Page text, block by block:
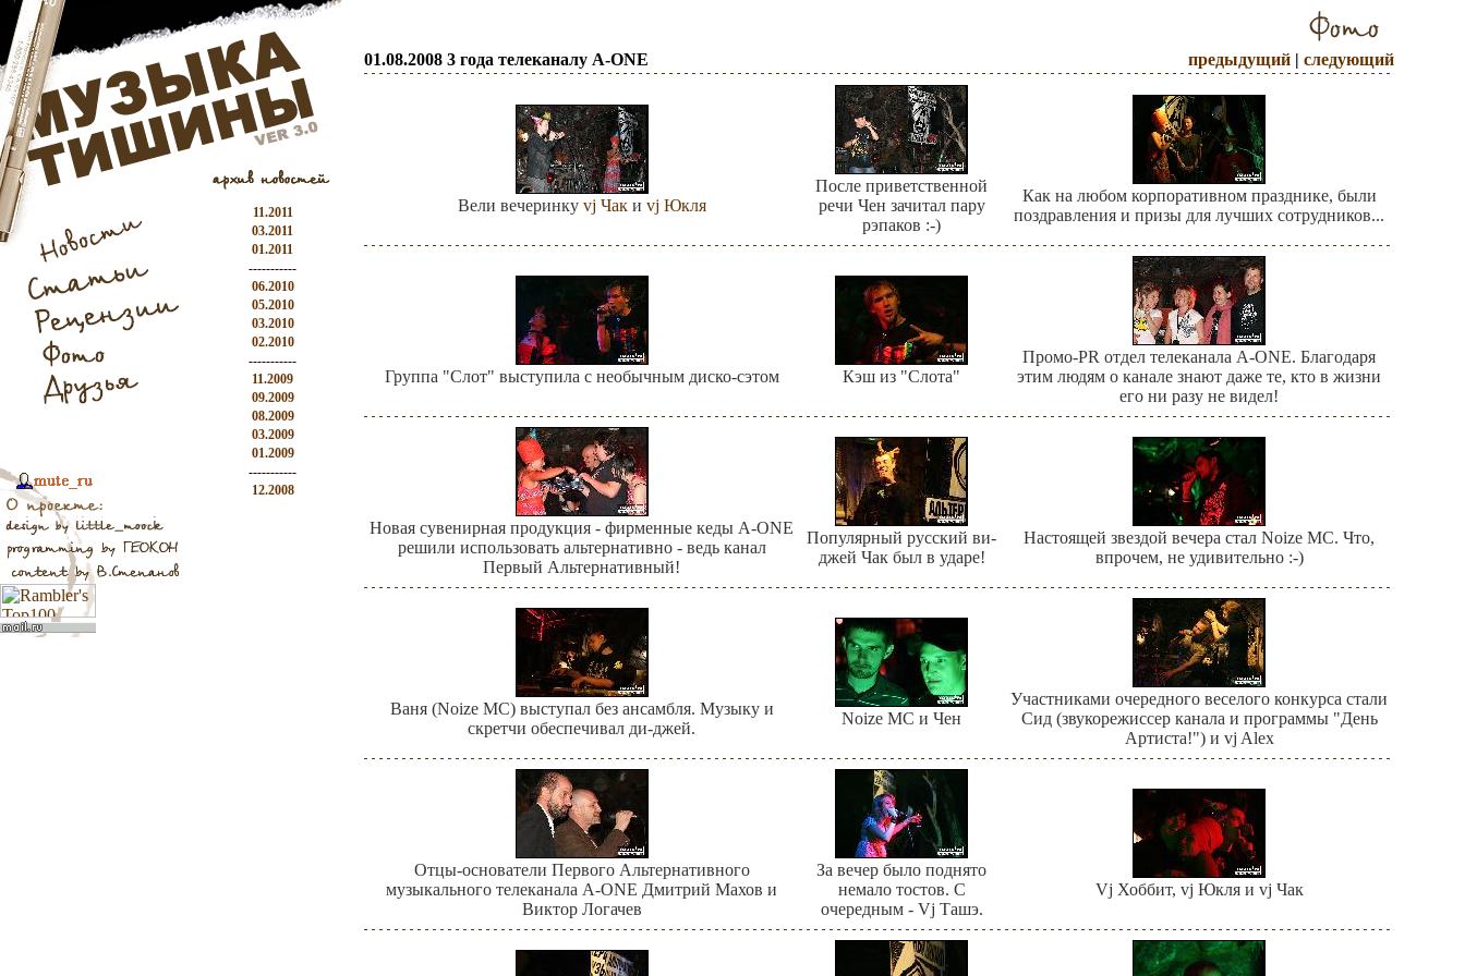
11.2011
03.2011
01.2011
-----------
06.2010
05.2010
03.2010
02.2010
-----------
11.2009
09.2009
08.2009
03.2009
01.2009
-----------
12.2008
01.08.2008 3 года телеканалу A-ONE предыдущий | следующий
Вели вечеринку vj Чаки vj Юкля
После приветственной
речи Чен зачитал пару
рэпаков :-)
Как на любом корпоративном празднике, были
поздравления и призы для лучших сотрудников...
Группа "Слот" выступила с необычным диско-сэтом Кэш из "Слота"
Промо-PR отдел телеканала A-ONE. Благодаря
этим людям о канале знают даже те, кто в жизни
его ни разу не видел!
Новая сувенирная продукция - фирменные кеды A-ONE
решили использовать альтернативно - ведь канал
Первый Альтернативный!
Популярный русский ви-
джей Чак был в ударе!
Настоящей звездой вечера стал Noize MC. Что,
впрочем, не удивительно :-)
Ваня (Noize MC) выступал без ансамбля. Музыку и
скретчи обеспечивал ди-джей.
Noize MC и Чен
Участниками очередного веселого конкурса стали
Сид (звукорежиссер канала и программы "День
Артиста!") и vj Alex
Отцы-основатели Первого Альтернативного
музыкального телеканала A-ONE Дмитрий Махов и
Виктор Логачев
За вечер было поднято
немало тостов. С
очередным - Vj Ташэ.
Vj Хоббит, vj Юкля и vj Чак